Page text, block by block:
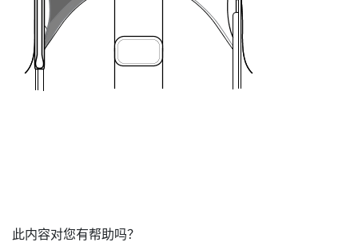
此内容对您有帮助吗？